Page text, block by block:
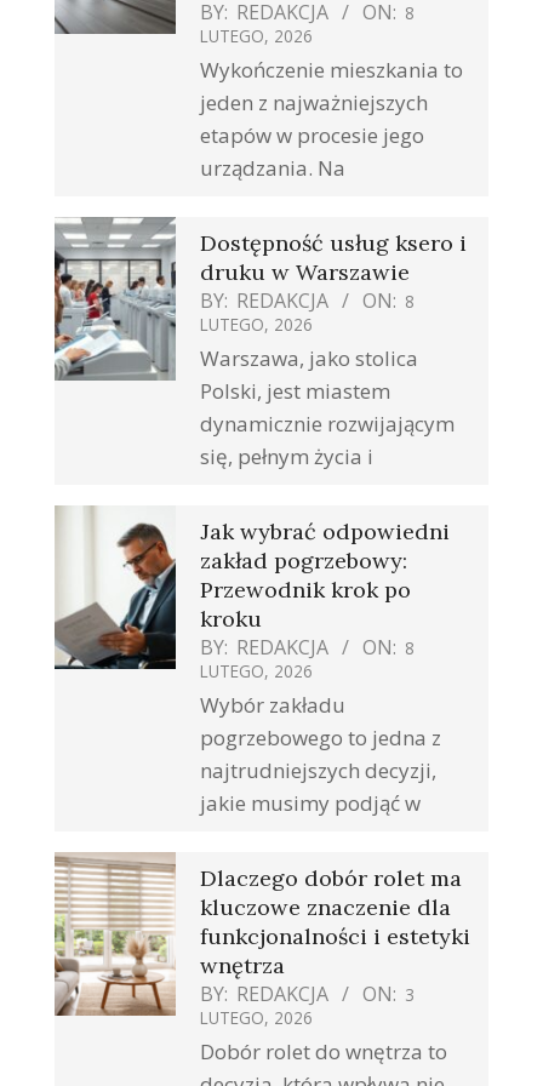
BY: REDAKCJA ON: 8
LUTEGO, 2026
Wykończenie mieszkania to
jeden z najważniejszych
etapów w procesie jego
urządzania. Na
Dostępność usług ksero i
druku w Warszawie
BY: REDAKCJA ON: 8
LUTEGO, 2026
Warszawa, jako stolica
Polski, jest miastem
dynamicznie rozwijającym
się, pełnym życia i
Jak wybrać odpowiedni
zakład pogrzebowy:
Przewodnik krok po
kroku
BY: REDAKCJA ON: 8
LUTEGO, 2026
Wybór zakładu
pogrzebowego to jedna z
najtrudniejszych decyzji,
jakie musimy podjąć w
Dlaczego dobór rolet ma
kluczowe znaczenie dla
funkcjonalności i estetyki
wnętrza
BY: REDAKCJA ON: 3
LUTEGO, 2026
Dobór rolet do wnętrza to